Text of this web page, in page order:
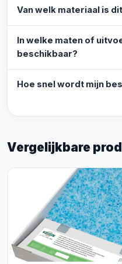
Van welk materiaal is
In welke maten of
beschikbaar?
Hoe snel wordt mijn
Vergelijkbare